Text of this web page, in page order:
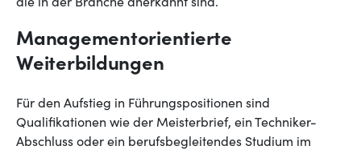
die in der Branche anerkannt sind.
Managementorientierte
Weiterbildungen
Für den Aufstieg in Führungspositionen sind
Qualifikationen wie der Meisterbrief, ein Techniker-
Abschluss oder ein berufsbegleitendes Studium im